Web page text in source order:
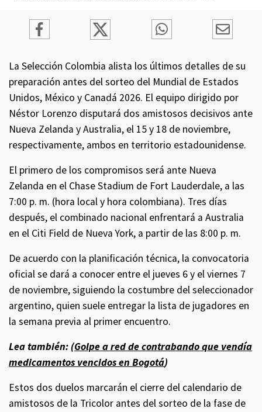
La Selección Colombia alista los últimos detalles de su
preparación antes del sorteo del Mundial de Estados
Unidos, México y Canadá 2026. El equipo dirigido por
Néstor Lorenzo disputará dos amistosos decisivos ante
Nueva Zelanda y Australia, el 15 y 18 de noviembre,
respectivamente, ambos en territorio estadounidense.
El primero de los compromisos será ante Nueva
Zelanda en el Chase Stadium de Fort Lauderdale, a las
7:00 p. m. (hora local y hora colombiana). Tres días
después, el combinado nacional enfrentará a Australia
en el Citi Field de Nueva York, a partir de las 8:00 p. m.
De acuerdo con la planificación técnica, la convocatoria
oficial se dará a conocer entre el jueves 6 y el viernes 7
de noviembre, siguiendo la costumbre del seleccionador
argentino, quien suele entregar la lista de jugadores en
la semana previa al primer encuentro.
Lea también: (Golpe a red de contrabando que vendía
medicamentos vencidos en Bogotá)
Estos dos duelos marcarán el cierre del calendario de
amistosos de la Tricolor antes del sorteo de la fase de